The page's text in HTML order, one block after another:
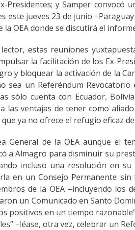
Presidentes; y Samper convocó
este jueves 23 de junio
la OEA donde se discutirá el
estas reuniones
la facilitación de los Ex-
y bloquear la activación de la
sea un Referéndum
sólo cuenta con Ecuador,
las ventajas de tener como
ya no ofrece el refugio eficaz
General de la OEA aunque el
a Almagro para disminuir su
incluso una resolución en
en un Consejo Permanente sin
de la OEA –incluyendo los
un Comunicado en Santo
positivos en un tiempo
–léase, otra vez, celebrar un